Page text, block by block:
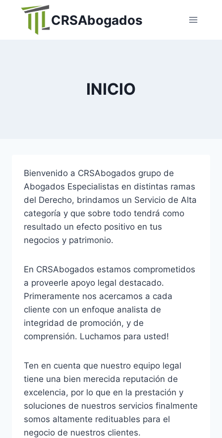
CRSAbogados
INICIO
Bienvenido a CRSAbogados grupo de
Abogados Especialistas en distintas ramas
del Derecho, brindamos un Servicio de Alta
categoría y que sobre todo tendrá como
resultado un efecto positivo en tus
negocios y patrimonio.
En CRSAbogados estamos comprometidos
a proveerle apoyo legal destacado.
Primeramente nos acercamos a cada
cliente con un enfoque analista de
integridad de promoción, y de
comprensión. Luchamos para usted!
Ten en cuenta que nuestro equipo legal
tiene una bien merecida reputación de
excelencia, por lo que en la prestación y
soluciones de nuestros servicios finalmente
somos altamente redituables para el
negocio de nuestros clientes.